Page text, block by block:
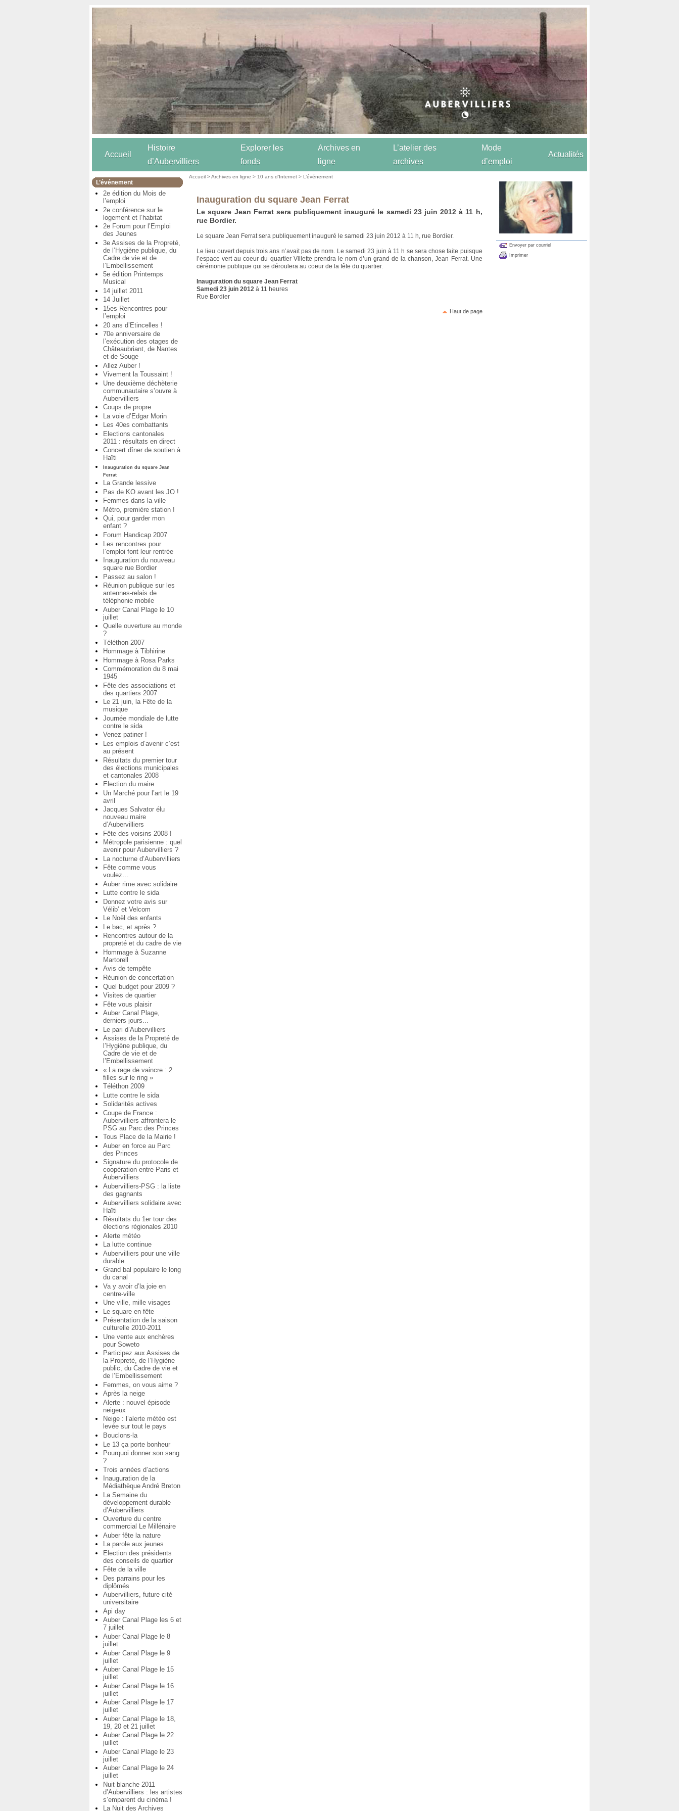
Accueil
Histoire
d’Aubervilliers
Explorer les
fonds
Archives en
ligne
L’atelier des
archives
Mode
d’emploi
Actualités
L’événement
2e édition du Mois de
l’emploi
2e conférence sur le
logement et l’habitat
2e Forum pour l’Emploi
des Jeunes
3e Assises de la Propreté,
de l’Hygiène publique, du
Cadre de vie et de
l’Embellissement
5e édition Printemps
Musical
14 juillet 2011
14 Juillet
15es Rencontres pour
l’emploi
20 ans d’Etincelles !
70e anniversaire de
l’exécution des otages de
Châteaubriant, de Nantes
et de Souge
Allez Auber !
Vivement la Toussaint !
Une deuxième déchèterie
communautaire s’ouvre à
Aubervilliers
Coups de propre
La voie d’Edgar Morin
Les 40es combattants
Elections cantonales
2011 : résultats en direct
Concert dîner de soutien à
Haïti
Inauguration du square Jean
Ferrat
La Grande lessive
Pas de KO avant les JO !
Femmes dans la ville
Métro, première station !
Qui, pour garder mon
enfant ?
Forum Handicap 2007
Les rencontres pour
l’emploi font leur rentrée
Inauguration du nouveau
square rue Bordier
Passez au salon !
Réunion publique sur les
antennes-relais de
téléphonie mobile
Auber Canal Plage le 10
juillet
Quelle ouverture au monde
?
Téléthon 2007
Hommage à Tibhirine
Hommage à Rosa Parks
Commémoration du 8 mai
1945
Fête des associations et
des quartiers 2007
Le 21 juin, la Fête de la
musique
Journée mondiale de lutte
contre le sida
Venez patiner !
Les emplois d’avenir c’est
au présent
Résultats du premier tour
des élections municipales
et cantonales 2008
Election du maire
Un Marché pour l’art le 19
avril
Jacques Salvator élu
nouveau maire
d’Aubervilliers
Fête des voisins 2008 !
Métropole parisienne : quel
avenir pour Aubervilliers ?
La nocturne d’Aubervilliers
Fête comme vous
voulez…
Auber rime avec solidaire
Lutte contre le sida
Donnez votre avis sur
Vélib’ et Velcom
Le Noël des enfants
Le bac, et après ?
Rencontres autour de la
propreté et du cadre de vie
Hommage à Suzanne
Martorell
Avis de tempête
Réunion de concertation
Quel budget pour 2009 ?
Visites de quartier
Fête vous plaisir
Auber Canal Plage,
derniers jours...
Le pari d’Aubervilliers
Assises de la Propreté de
l’Hygiène publique, du
Cadre de vie et de
l’Embellissement
« La rage de vaincre : 2
filles sur le ring »
Téléthon 2009
Lutte contre le sida
Solidarités actives
Coupe de France :
Aubervilliers affrontera le
PSG au Parc des Princes
Tous Place de la Mairie !
Auber en force au Parc
des Princes
Signature du protocole de
coopération entre Paris et
Aubervilliers
Aubervilliers-PSG : la liste
des gagnants
Aubervilliers solidaire avec
Haïti
Résultats du 1er tour des
élections régionales 2010
Alerte météo
La lutte continue
Aubervilliers pour une ville
durable
Grand bal populaire le long
du canal
Va y avoir d’la joie en
centre-ville
Une ville, mille visages
Le square en fête
Présentation de la saison
culturelle 2010-2011
Une vente aux enchères
pour Soweto
Participez aux Assises de
la Propreté, de l’Hygiène
public, du Cadre de vie et
de l’Embellissement
Femmes, on vous aime ?
Après la neige
Alerte : nouvel épisode
neigeux
Neige : l’alerte météo est
levée sur tout le pays
Bouclons-la
Le 13 ça porte bonheur
Pourquoi donner son sang
?
Trois années d’actions
Inauguration de la
Médiathèque André Breton
La Semaine du
développement durable
d’Aubervilliers
Ouverture du centre
commercial Le Millénaire
Auber fête la nature
La parole aux jeunes
Election des présidents
des conseils de quartier
Fête de la ville
Des parrains pour les
diplômés
Aubervilliers, future cité
universitaire
Api day
Auber Canal Plage les 6 et
7 juillet
Auber Canal Plage le 8
juillet
Auber Canal Plage le 9
juillet
Auber Canal Plage le 15
juillet
Auber Canal Plage le 16
juillet
Auber Canal Plage le 17
juillet
Auber Canal Plage le 18,
19, 20 et 21 juillet
Auber Canal Plage le 22
juillet
Auber Canal Plage le 23
juillet
Auber Canal Plage le 24
juillet
Nuit blanche 2011
d’Aubervilliers : les artistes
s’emparent du cinéma !
La Nuit des Archives
Accueil >Archives en ligne > 10 ans d’Internet >L’événement
Inauguration du square Jean Ferrat
Le square Jean Ferrat sera publiquement inauguré le samedi 23 juin 2012 à 11 h,
rue Bordier.
Le square Jean Ferrat sera publiquement inauguré le samedi 23 juin 2012 à 11 h, rue Bordier.
Le lieu ouvert depuis trois ans n’avait pas de nom. Le samedi 23 juin à 11 h se sera chose faite puisque
l’espace vert au coeur du quartier Villette prendra le nom d’un grand de la chanson, Jean Ferrat. Une
cérémonie publique qui se déroulera au coeur de la fête du quartier.
Inauguration du square Jean Ferrat
Samedi 23 juin 2012 à 11 heures
Rue Bordier
Haut de page
Envoyer par courriel
Imprimer